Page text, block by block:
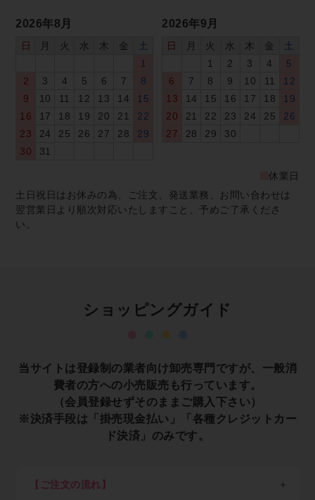
2026年8月
日 月 火 水 木 金
土
1
2
3 4 5 6 7
8
9
10 11 12 13 14
15
16
17 18 19 20 21
22
23
24 25 26 27 28
29
30
31
2026年9月
日 月 火 水 木 金
土
1
2 3 4
5
6
7 8 9 10 11
12
13
14 15 16 17 18
19
20
21 22 23 24 25
26
27
28 29 30
休業日
土日祝日はお休みの為、ご注文、発送業務、お問い合わせは
翌営業日より順次対応いたしますこと、予めご了承くださ
い。
ショッピングガイド
当サイトは登録制の業者向け卸売専門ですが、一般消
費者の方への小売販売も行っています。
（会員登録せずそのままご購入下さい）
※決済手段は「掛売現金払い」「各種クレジットカー
ド決済」のみです。
【ご注文の流れ】